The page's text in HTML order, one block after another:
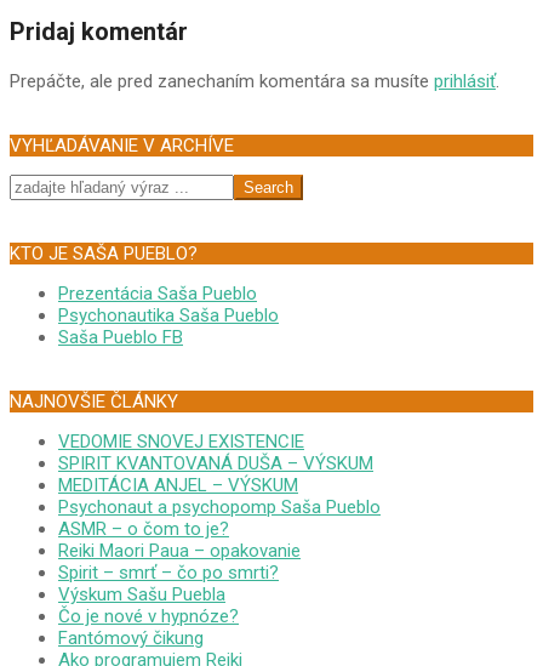
Pridaj komentár
Prepáčte, ale pred zanechaním komentára sa musíte prihlásiť.
VYHĽADÁVANIE V ARCHÍVE
Search
KTO JE SAŠA PUEBLO?
Prezentácia Saša Pueblo
Psychonautika Saša Pueblo
Saša Pueblo FB
NAJNOVŠIE ČLÁNKY
VEDOMIE SNOVEJ EXISTENCIE
SPIRIT KVANTOVANÁ DUŠA – VÝSKUM
MEDITÁCIA ANJEL – VÝSKUM
Psychonaut a psychopomp Saša Pueblo
ASMR – o čom to je?
Reiki Maori Paua – opakovanie
Spirit – smrť – čo po smrti?
Výskum Sašu Puebla
Čo je nové v hypnóze?
Fantómový čikung
Ako programujem Reiki